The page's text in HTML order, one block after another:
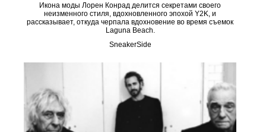
Икона моды Лорен Конрад делится секретами своего
неизменного стиля, вдохновленного эпохой Y2K, и
рассказывает, откуда черпала вдохновение во время съемок
Laguna Beach.
SneakerSide